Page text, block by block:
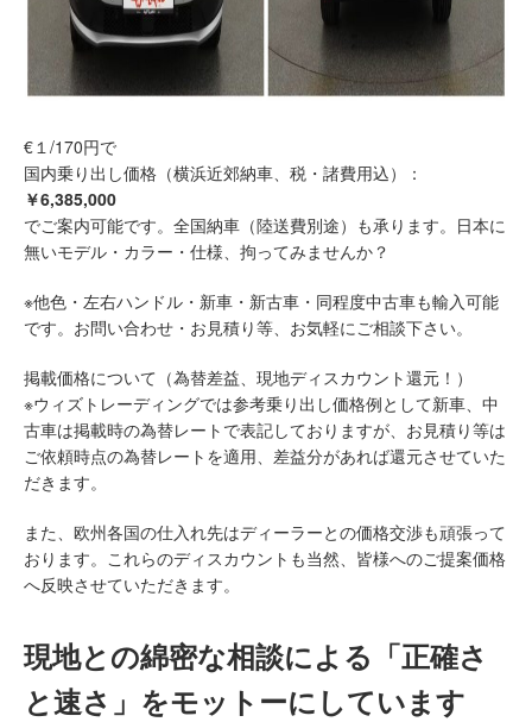
€１/170円で
国内乗り出し価格（横浜近郊納車、税・諸費用込）：
￥6,385,000
でご案内可能です。全国納車（陸送費別途）も承ります。日本に
無いモデル・カラー・仕様、拘ってみませんか？
※他色・左右ハンドル・新車・新古車・同程度中古車も輸入可能
です。お問い合わせ・お見積り等、お気軽にご相談下さい。
掲載価格について（為替差益、現地ディスカウント還元！）
※ウィズトレーディングでは参考乗り出し価格例として新車、中
古車は掲載時の為替レートで表記しておりますが、お見積り等は
ご依頼時点の為替レートを適用、差益分があれば還元させていた
だきます。
また、欧州各国の仕入れ先はディーラーとの価格交渉も頑張って
おります。これらのディスカウントも当然、皆様へのご提案価格
へ反映させていただきます。
現地との綿密な相談による「正確さ
と速さ」をモットーにしています